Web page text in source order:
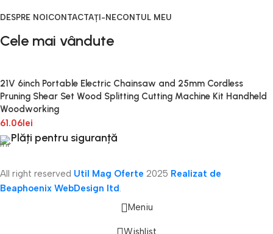
DESPRE NOICONTACTAȚI-NECONTUL MEU
Cele mai vândute
21V 6inch Portable Electric Chainsaw and 25mm Cordless
Pruning Shear Set Wood Splitting Cutting Machine Kit Handheld
Woodworking
61.06lei
Plăți pentru siguranță
All right reserved Util Mag Oferte 2025 Realizat de
Beaphoenix WebDesign ltd
Meniu
Wishlist